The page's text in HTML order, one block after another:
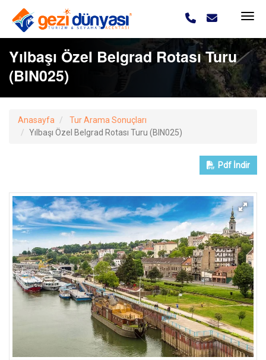
Yılbaşı Özel Belgrad Rotası Turu
(BIN025)
Anasayfa
Tur Arama Sonuçları
Yılbaşı Özel Belgrad Rotası Turu (BIN025)
Pdf İndir